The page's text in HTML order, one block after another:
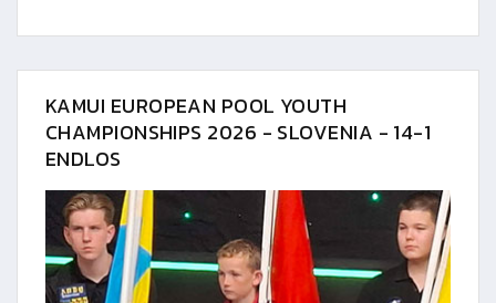
KAMUI EUROPEAN POOL YOUTH
CHAMPIONSHIPS 2026 - SLOVENIA - 14-1
ENDLOS